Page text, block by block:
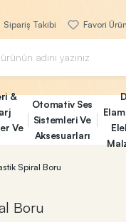
Sipariş Takibi Favori
&
Ve
Otomativ Ses
Sistemleri Ve
Aksesuarları
Spiral Boru
Boru